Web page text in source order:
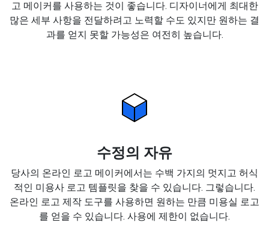
고 메이커를 사용하는 것이 좋습니다. 디자이너에게 최대한
많은 세부 사항을 전달하려고 노력할 수도 있지만 원하는 결
과를 얻지 못할 가능성은 여전히 높습니다.
수정의 자유
당사의 온라인 로고 메이커에서는 수백 가지의 멋지고 허식
적인 미용사 로고 템플릿을 찾을 수 있습니다. 그렇습니다.
온라인 로고 제작 도구를 사용하면 원하는 만큼 미용실 로고
를 얻을 수 있습니다. 사용에 제한이 없습니다.